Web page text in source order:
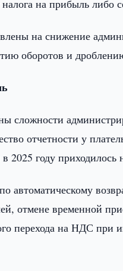
на прибыль либо
на снижение
оборотов и
сложности
отчетности у
2025 году
автоматическому
отмене временной
перехода на НДС при